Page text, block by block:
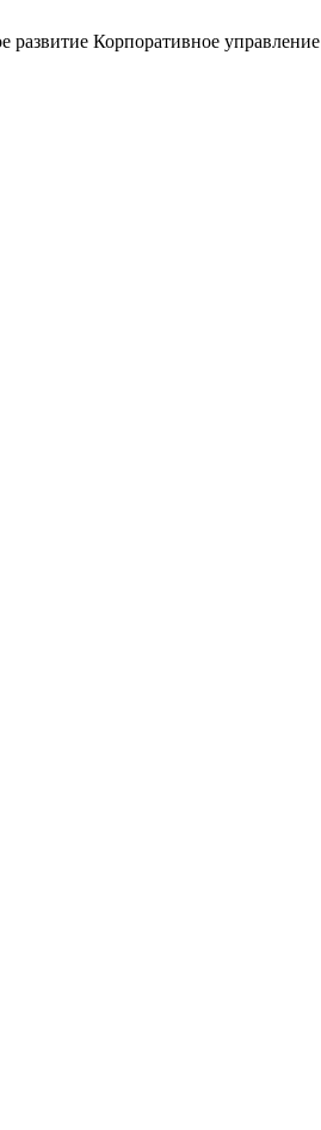
развитие Корпоративное управление